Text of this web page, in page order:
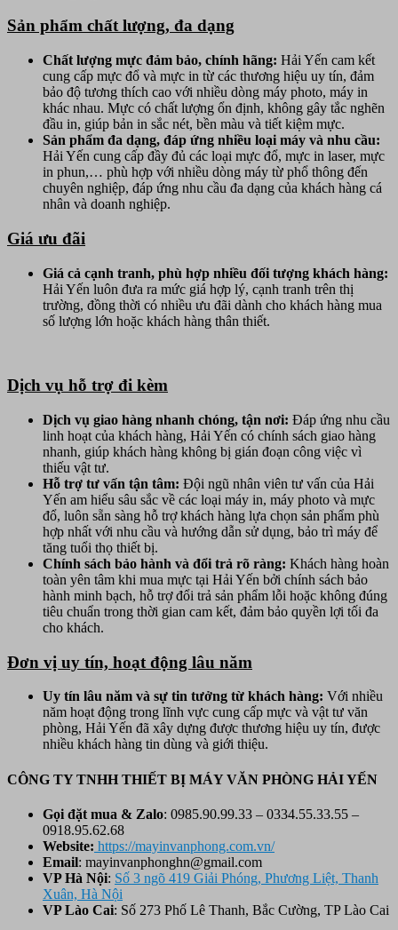
Sản phẩm chất lượng, đa dạng
Chất lượng mực đảm bảo, chính hãng: Hải Yến cam kết
cung cấp mực đổ và mực in từ các thương hiệu uy tín, đảm
bảo độ tương thích cao với nhiều dòng máy photo, máy in
khác nhau. Mực có chất lượng ổn định, không gây tắc nghẽn
đầu in, giúp bản in sắc nét, bền màu và tiết kiệm mực.
Sản phẩm đa dạng, đáp ứng nhiều loại máy và nhu cầu:
Hải Yến cung cấp đầy đủ các loại mực đổ, mực in laser, mực
in phun,… phù hợp với nhiều dòng máy từ phổ thông đến
chuyên nghiệp, đáp ứng nhu cầu đa dạng của khách hàng cá
nhân và doanh nghiệp.
Giá ưu đãi
Giá cả cạnh tranh, phù hợp nhiều đối tượng khách hàng:
Hải Yến luôn đưa ra mức giá hợp lý, cạnh tranh trên thị
trường, đồng thời có nhiều ưu đãi dành cho khách hàng mua
số lượng lớn hoặc khách hàng thân thiết.
Dịch vụ hỗ trợ đi kèm
Dịch vụ giao hàng nhanh chóng, tận nơi: Đáp ứng nhu cầu
linh hoạt của khách hàng, Hải Yến có chính sách giao hàng
nhanh, giúp khách hàng không bị gián đoạn công việc vì
thiếu vật tư.
Hỗ trợ tư vấn tận tâm: Đội ngũ nhân viên tư vấn của Hải
Yến am hiểu sâu sắc về các loại máy in, máy photo và mực
đổ, luôn sẵn sàng hỗ trợ khách hàng lựa chọn sản phẩm phù
hợp nhất với nhu cầu và hướng dẫn sử dụng, bảo trì máy để
tăng tuổi thọ thiết bị.
Chính sách bảo hành và đổi trả rõ ràng: Khách hàng hoàn
toàn yên tâm khi mua mực tại Hải Yến bởi chính sách bảo
hành minh bạch, hỗ trợ đổi trả sản phẩm lỗi hoặc không đúng
tiêu chuẩn trong thời gian cam kết, đảm bảo quyền lợi tối đa
cho khách.
Đơn vị uy tín, hoạt động lâu năm
Uy tín lâu năm và sự tin tưởng từ khách hàng: Với nhiều
năm hoạt động trong lĩnh vực cung cấp mực và vật tư văn
phòng, Hải Yến đã xây dựng được thương hiệu uy tín, được
nhiều khách hàng tin dùng và giới thiệu.
CÔNG TY TNHH THIẾT BỊ MÁY VĂN PHÒNG HẢI YẾN
Gọi đặt mua & Zalo: 0985.90.99.33 – 0334.55.33.55 –
0918.95.62.68
Website: https://mayinvanphong.com.vn/
Email: mayinvanphonghn@gmail.com
VP Hà Nội: Số 3 ngõ 419 Giải Phóng, Phương Liệt, Thanh
Xuân, Hà Nội
VP Lào Cai: Số 273 Phố Lê Thanh, Bắc Cường, TP Lào Cai